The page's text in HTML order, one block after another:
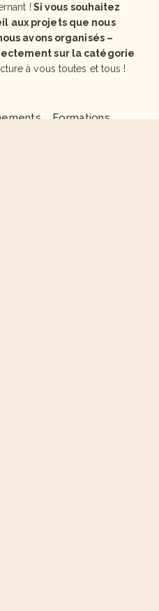
! Si vous souhaitez
aux projets que nous
avons organisés –
sur la catégorie
à vous toutes et tous !
Formations